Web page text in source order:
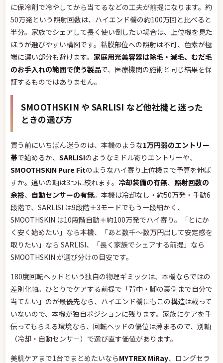
に保冷剤で冷やしてから当てるなどの工夫が前提になります。約
50万発という照射回数は、ハイエンド機の約100万回と比べると
半分。家族でシェアして長く使い倒したい場合は、上位機を見た
ほうが選びやすい構図です。粘膜部位への照射は不可、色素が極
端に濃い部分も避けます。 家庭用光美容器は除毛・減毛、むだ毛
のお手入れの範囲で使う製品で、医療機関の施術と同じ結果を保
証するものではありません。
SMOOTHSKIN や SARLISI など他社機と迷った
ときの選び方
買う前にいちばん迷うのは、本機のような1万円弱のエントリー
帯で始めるか、 SARLISIのようなミドル寄りエントリーや、
SMOOTHSKIN Pure Fitのようなハイ寄り上位機まで予算を伸ば
すか。違いの軸は3つに絞れます。 冷却装備の有無、 照射回数の
余裕、 自動センサーの有無。本機は冷却なし・約50万発・手動6
段階で、SARLISI は9段階＋3モードでもう一段細かく、
SMOOTHSKIN は10段階自動＋約100万発でハイ寄り。「とにか
く安く始めたい」なら本機、「あと数千〜数万円出して安定感を
取りたい」なら SARLISI、「長く家族でシェアする前提」なら
SMOOTHSKIN が選び分けの目安です。
180度回転ヘッドという独自の物理ギミックは、本機ならではの
差別化軸。ひとりでケアする前提で「背中・脚の裏側まで自分で
当てたい」のが最優先なら、ハイエンド機にもこの構造は載って
いないので、本機が独自ポジションに残ります。家族にケアを手
伝ってもらえる環境なら、回転ヘッドの優位は薄まるので、別軸
（冷却・自動センサー）で選び直す価値があります。
美肌ケアまで1台でまとめたいならMYTREX MiRay、ロングセラ